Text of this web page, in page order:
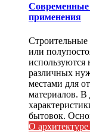
применения
или
используются
различных
местами для
материалов. В
бытовок.
О